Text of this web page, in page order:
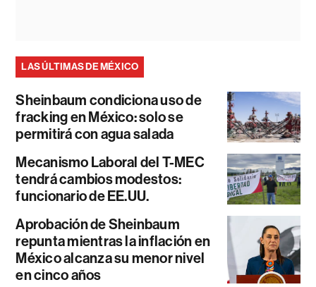
LAS ÚLTIMAS DE MÉXICO
Sheinbaum condiciona uso de
fracking en México: solo se
permitirá con agua salada
Mecanismo Laboral del T-MEC
tendrá cambios modestos:
funcionario de EE.UU.
Aprobación de Sheinbaum
repunta mientras la inflación en
México alcanza su menor nivel
en cinco años